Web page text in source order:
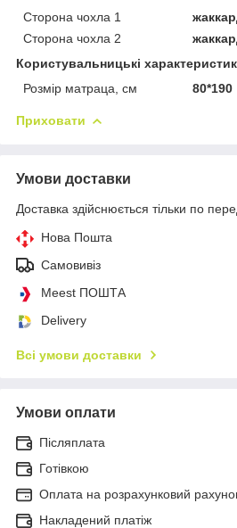
Сторона чохла 1
Сторона чохла 2
Користувальницькі
Розмір матраца, см
80*190
Приховати
Умови доставки
Доставка здійснюється тільки по
Нова Пошта
Самовивіз
Meest ПОШТА
Delivery
Всі умови доставки
Умови оплати
Післяплата
Готівкою
Оплата на розрахунковий
Накладений платіж